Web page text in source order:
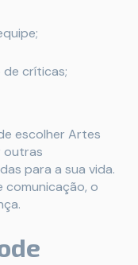
críticas;
escolher Artes
outras
para a sua vida.
comunicação, o